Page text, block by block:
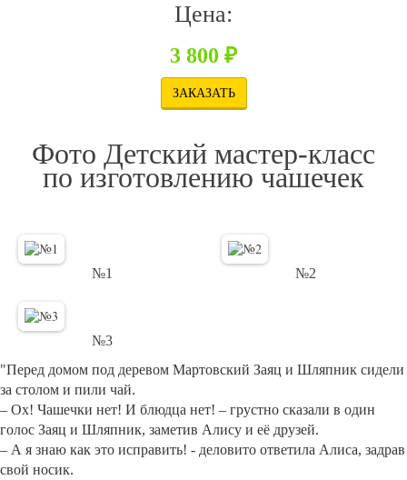
Цена:
3 800 ₽
ЗАКАЗАТЬ
Фото Детский мастер-класс
по изготовлению чашечек
№1 №2
№3
"Перед домом под деревом Мартовский Заяц и Шляпник сидели
за столом и пили чай.
– Ох! Чашечки нет! И блюдца нет! – грустно сказали в один
голос Заяц и Шляпник, заметив Алису и её друзей.
– А я знаю как это исправить! - деловито ответила Алиса, задрав
свой носик.